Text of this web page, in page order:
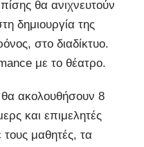
θα ανιχνευτούν
δημιουργία της
στο διαδίκτυο.
με το θέατρο.
θα ακολουθήσουν 8
και επιμελητές
μαθητές, τα